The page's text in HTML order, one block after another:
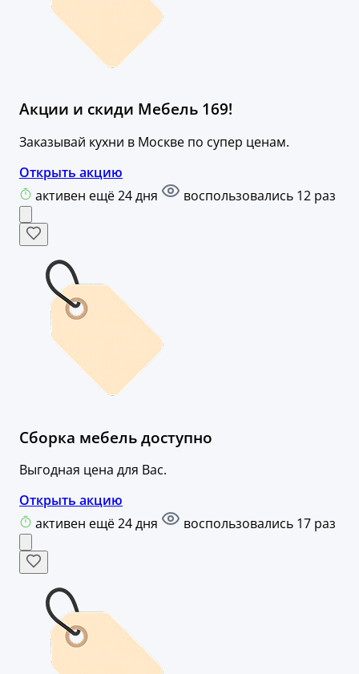
Акции и скиди Мебель 169!
Заказывай кухни в Москве по супер ценам.
Открыть акцию
активен ещё 24 дня
воспользовались 12 раз
Сборка мебель доступно
Выгодная цена для Вас.
Открыть акцию
активен ещё 24 дня
воспользовались 17 раз